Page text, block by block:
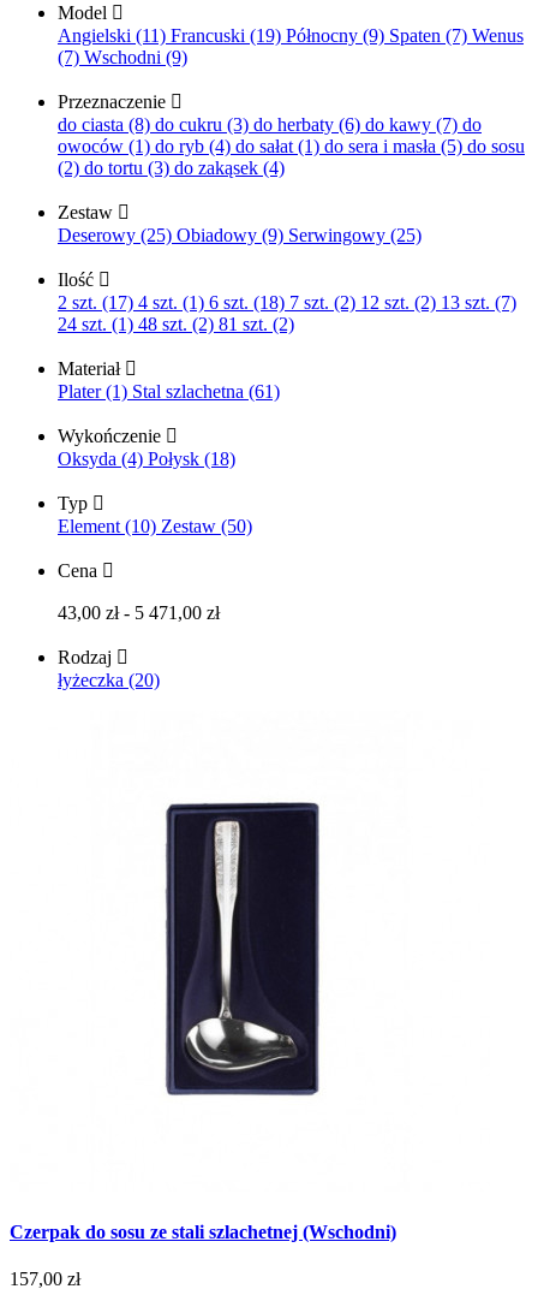
Model 
Angielski (11) Francuski (19) Północny (9) Spaten (7) Wenus
(7) Wschodni (9)
Przeznaczenie 
do ciasta (8) do cukru (3) do herbaty (6) do kawy (7) do
owoców (1) do ryb (4) do sałat (1) do sera i masła (5) do sosu
(2) do tortu (3) do zakąsek (4)
Zestaw 
Deserowy (25) Obiadowy (9) Serwingowy (25)
Ilość 
2 szt. (17) 4 szt. (1) 6 szt. (18) 7 szt. (2) 12 szt. (2) 13 szt. (7)
24 szt. (1) 48 szt. (2) 81 szt. (2)
Materiał 
Plater (1) Stal szlachetna (61)
Wykończenie 
Oksyda (4) Połysk (18)
Typ 
Element (10) Zestaw (50)
Cena 
43,00 zł - 5 471,00 zł
Rodzaj 
łyżeczka (20)
Czerpak do sosu ze stali szlachetnej (Wschodni)
157,00 zł